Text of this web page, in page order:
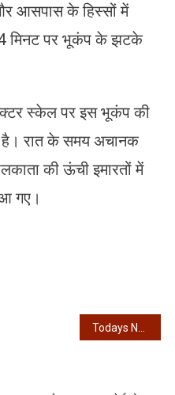
आसपास के हिस्सों में
मिनट पर भूकंप के झटके
स्केल पर इस भूकंप की
है। रात के समय अचानक
की ऊंची इमारतों में
गए।
Todays News – 04/02/2026 – आज की खबरें